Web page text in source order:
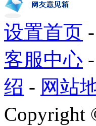
设置首页 -
客服中心 -
绍 - 网站
Copyright